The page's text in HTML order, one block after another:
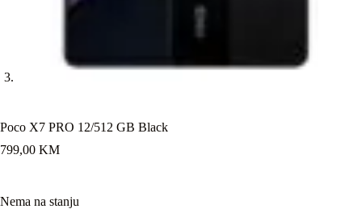
Poco X7 PRO 12/512 GB Black
799,00 KM
Nema na stanju